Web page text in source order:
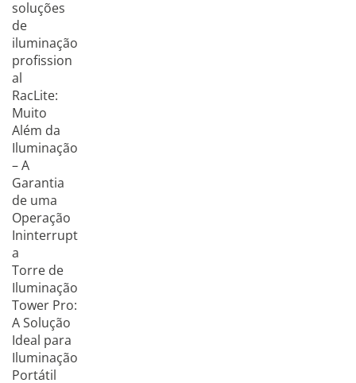
soluções
de
iluminação
profission
al
RacLite:
Muito
Além da
Iluminação
– A
Garantia
de uma
Operação
Ininterrupt
a
Torre de
Iluminação
Tower Pro:
A Solução
Ideal para
Iluminação
Portátil